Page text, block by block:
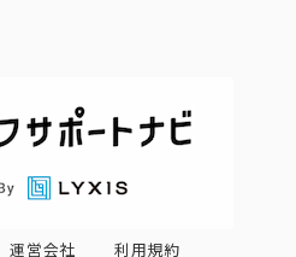
運営会社 利用規約